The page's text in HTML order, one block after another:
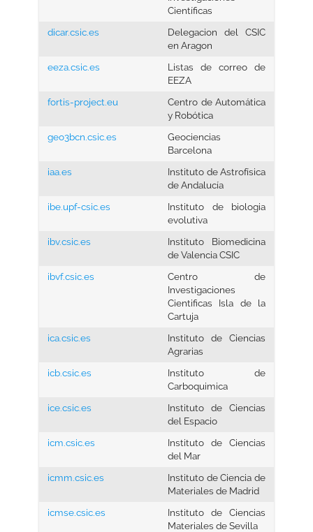
Científicas
dicar.csic.es
Delegacion del CSIC
en Aragon
eeza.csic.es
Listas de correo de
EEZA
fortis-project.eu
Centro de Automática
y Robótica
geo3bcn.csic.es
Geociencias
Barcelona
iaa.es
Instituto de Astrofísica
de Andalucía
ibe.upf-csic.es
Instituto de biologia
evolutiva
ibv.csic.es
Instituto Biomedicina
de Valencia CSIC
ibvf.csic.es
Centro de
Investigaciones
Cientificas Isla de la
Cartuja
ica.csic.es
Instituto de Ciencias
Agrarias
icb.csic.es
Instituto de
Carboquimica
ice.csic.es
Instituto de Ciencias
del Espacio
icm.csic.es
Instituto de Ciencias
del Mar
icmm.csic.es
Instituto de Ciencia de
Materiales de Madrid
icmse.csic.es
Instituto de Ciencias
Materiales de Sevilla